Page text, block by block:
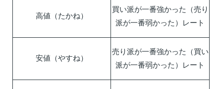
高値（たかね）
買い派が一番強かった（売り
派が一番弱かった）レート
安値（やすね）
売り派が一番強かった（買い
派が一番弱かった）レート